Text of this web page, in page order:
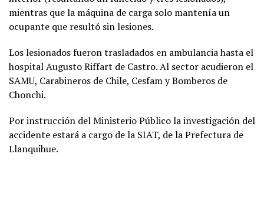
mientras que la máquina de carga solo mantenía un
ocupante que resultó sin lesiones.
Los lesionados fueron trasladados en ambulancia hasta el
hospital Augusto Riffart de Castro. Al sector acudieron el
SAMU, Carabineros de Chile, Cesfam y Bomberos de
Chonchi.
Por instrucción del Ministerio Público la investigación del
accidente estará a cargo de la SIAT, de la Prefectura de
Llanquihue.